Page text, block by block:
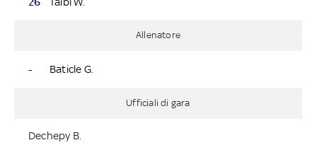
Allenatore
- Baticle G.
Ufficiali di gara
Dechepy B.